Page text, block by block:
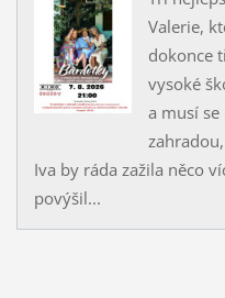
Valerie,
dokonce
vysoké
a musí
Iva by ráda zažila něco
povýšil...